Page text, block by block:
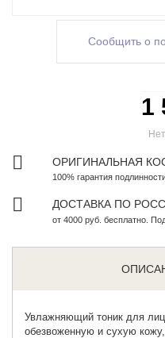
Сообщить о
1
ОРИГИНАЛЬНАЯ
100% гарантия
ДОСТАВКА ПО
от 4000 руб. бесплатно.
Увлажняющий тоник для
обезвоженную и сухую